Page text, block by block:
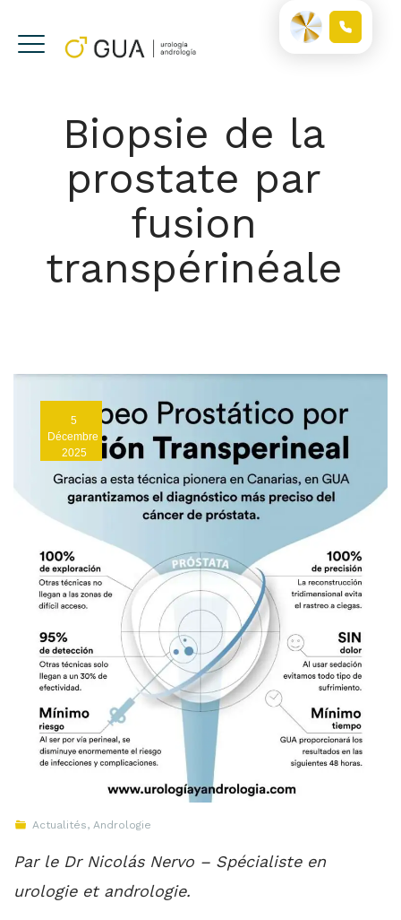
Biopsie de la
prostate par
fusion
transpérinéale
5
Décembre
2025
Actualités, Andrologie
Par le Dr Nicolás Nervo – Spécialiste en
urologie et andrologie.